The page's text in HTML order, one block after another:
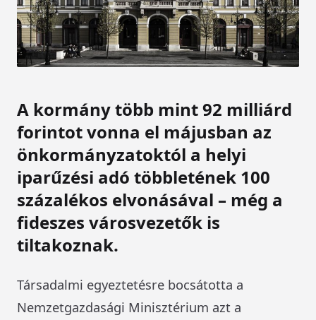
A kormány több mint 92 milliárd
forintot vonna el májusban az
önkormányzatoktól a helyi
iparűzési adó többletének 100
százalékos elvonásával – még a
fideszes városvezetők is
tiltakoznak.
Társadalmi egyeztetésre bocsátotta a
Nemzetgazdasági Minisztérium azt a